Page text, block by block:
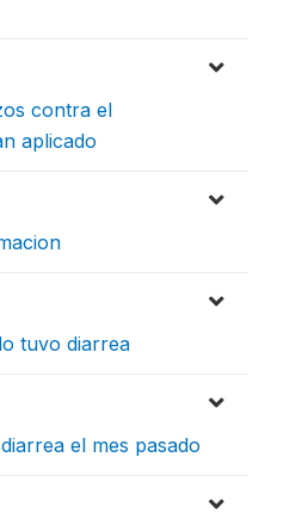
contra el
aplicado
tuvo diarrea
el mes pasado